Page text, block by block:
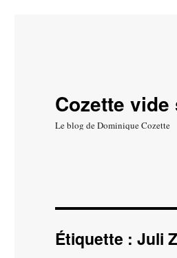
Cozette
Le blog de Dominique Cozette
Étiquette :Juli